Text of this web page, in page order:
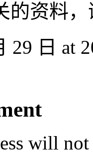
的资料，
29 日 at
will